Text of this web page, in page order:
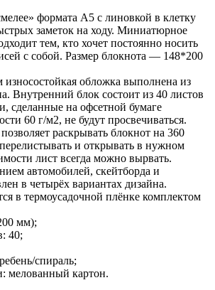
формата А5 с линовкой в клетку
заметок на ходу. Миниатюрное
тем, кто хочет постоянно носить
с собой. Размер блокнота — 148*200
обложка выполнена из
Внутренний блок состоит из 40 листов
сделанные на офсетной бумаге
60 г/м2, не будут просвечиваться.
раскрывать блокнот на 360
и открывать в нужном
лист всегда можно вырвать.
автомобилей, скейтборда и
в четырёх вариантах дизайна.
в термоусадочной плёнке комплектом
мм);
40;
спираль;
мелованный картон.